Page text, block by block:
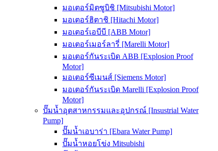
มอเตอร์มิตซูบิชิ [Mitsubishi Motor]
มอเตอร์ฮิตาชิ [Hitachi Motor]
มอเตอร์เอบีบี [ABB Motor]
มอเตอร์เมอร์ลารี่ [Marelli Motor]
มอเตอร์กันระเบิด ABB [Explosion Proof
Motor]
มอเตอร์ซีเมนส์ [Siemens Motor]
มอเตอร์กันระเบิด Marelli [Explosion Proof
Motor]
ปั๊มน้ำอุตสาหกรรมและอุปกรณ์ [Insustrial Water
Pump]
ปั๊มน้ำเอบาร่า [Ebara Water Pump]
ปั๊มน้ำหอยโข่ง Mitsubishi